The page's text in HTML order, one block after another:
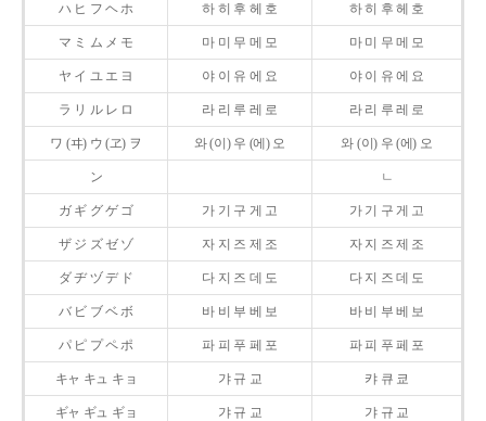
ハ ヒ フ ヘ ホ 하 히 후 헤 호 하 히 후 헤 호
マ ミ ム メ モ 마 미 무 메 모 마 미 무 메 모
ヤ イ ユ エ ヨ 야 이 유 에 요 야 이 유 에 요
ラ リ ル レ ロ 라 리 루 레 로 라 리 루 레 로
ワ (ヰ) ウ (ヱ) ヲ 와 (이) 우 (에) 오 와 (이) 우 (에) 오
ン ㄴ
ガ ギ グ ゲ ゴ 가 기 구 게 고 가 기 구 게 고
ザ ジ ズ ゼ ゾ 자 지 즈 제 조 자 지 즈 제 조
ダ ヂ ヅ デ ド 다 지 즈 데 도 다 지 즈 데 도
バ ビ ブ ベ ボ 바 비 부 베 보 바 비 부 베 보
パ ピ プ ペ ポ 파 피 푸 페 포 파 피 푸 페 포
キャ キュ キョ 갸 규 교 캬 큐 쿄
ギャ ギュ ギョ 갸 규 교 갸 규 교